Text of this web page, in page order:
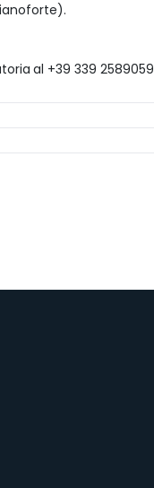
al +39 339 2589059